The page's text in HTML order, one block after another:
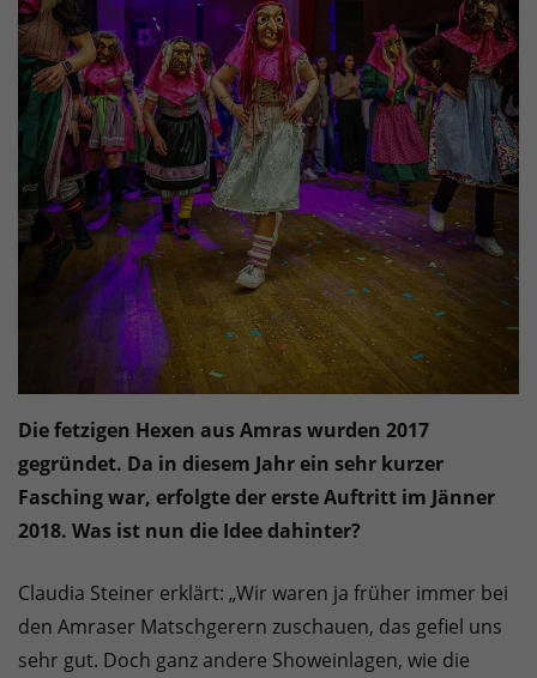
Die fetzigen Hexen aus Amras wurden 2017
gegründet. Da in diesem Jahr ein sehr kurzer
Fasching war, erfolgte der erste Auftritt im Jänner
2018. Was ist nun die Idee dahinter?
Claudia Steiner erklärt: „Wir waren ja früher immer bei
den Amraser Matschgerern zuschauen, das gefiel uns
sehr gut. Doch ganz andere Showeinlagen, wie die